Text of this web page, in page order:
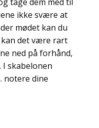
ikke svære at
mødet kan du
det være rart
ned på forhånd,
I skabelonen
notere dine